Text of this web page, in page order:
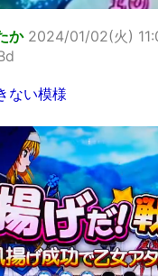
か 2024/01/02(火)
ない模様